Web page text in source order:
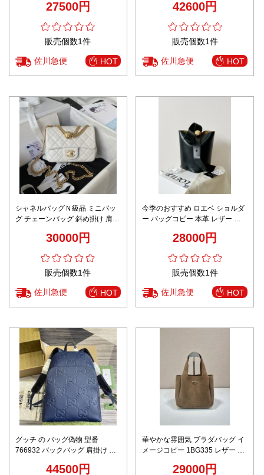
27500円
販売個数1件
佐川急便 HOT
派モデル 追跡可能 チェーンショ
42600円
販売個数1件
佐川急便 HOT
シャネルバッグＮ級品 ミニバッ
グ チェーンバッグ 斜め掛け 肩掛
30000円
販売個数1件
佐川急便 HOT
今季のおすすめ ロエベ ショルダ
ー バッグコピー 本革 レザー 斜
28000円
販売個数1件
佐川急便 HOT
グッチ の バッグ偽物 型番
766932 バックバッグ 肩掛け 早
44500円
華やかな雰囲気 プラダバッグ イ
メージコピー 1BG335 レザー ハ
29000円